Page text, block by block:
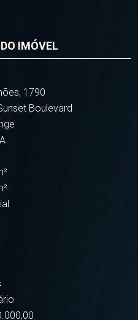
IMÓVEL
1790
Boulevard